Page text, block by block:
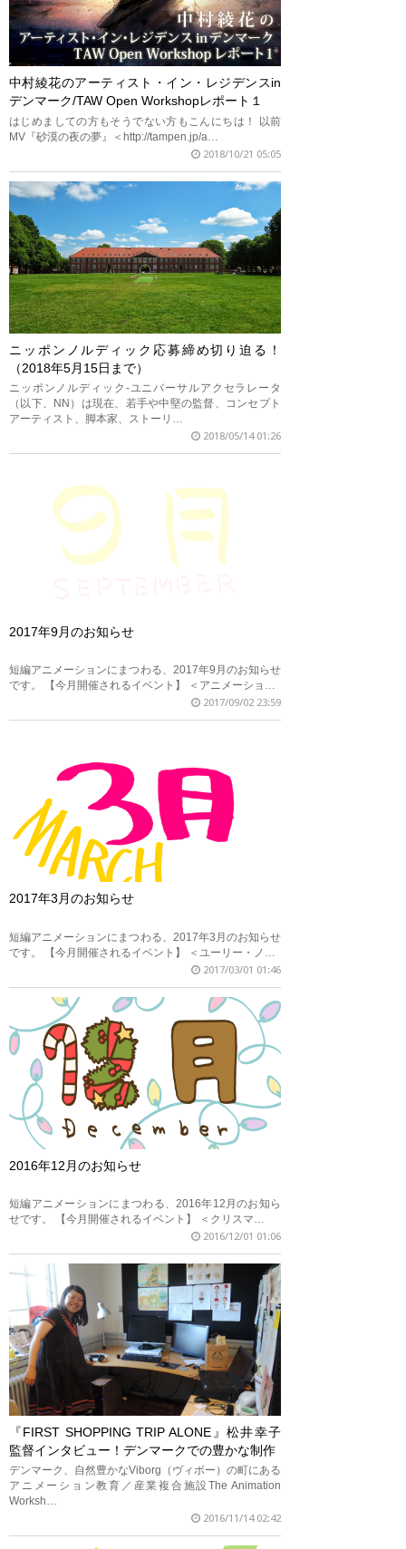
中村綾花のアーティスト・イン・レジデンスin
デンマーク/TAW Open Workshopレポート１
はじめましての方もそうでない方もこんにちは！ 以前
MV『砂漠の夜の夢』＜http://tampen.jp/a…
2018/10/21 05:05
ニッポンノルディック応募締め切り迫る！
（2018年5月15日まで）
ニッポンノルディック-ユニバーサルアクセラレータ
（以下、NN）は現在、若手や中堅の監督、コンセプト
アーティスト、脚本家、ストーリ…
2018/05/14 01:26
2017年9月のお知らせ
短編アニメーションにまつわる、2017年9月のお知らせ
です。 【今月開催されるイベント】 ＜アニメーショ…
2017/09/02 23:59
2017年3月のお知らせ
短編アニメーションにまつわる、2017年3月のお知らせ
です。 【今月開催されるイベント】 ＜ユーリー・ノ…
2017/03/01 01:46
2016年12月のお知らせ
短編アニメーションにまつわる、2016年12月のお知ら
せです。 【今月開催されるイベント】 ＜クリスマ…
2016/12/01 01:06
『FIRST SHOPPING TRIP ALONE』松井幸子
監督インタビュー！デンマークでの豊かな制作
デンマーク、自然豊かなViborg（ヴィボー）の町にある
アニメーション教育／産業複合施設The Animation
Worksh…
2016/11/14 02:42